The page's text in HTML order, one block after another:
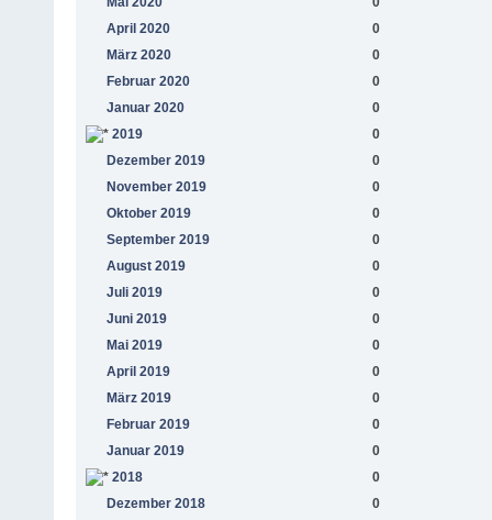
April 2020
0
März 2020
0
Februar 2020
0
Januar 2020
0
2019
0
Dezember 2019
0
November 2019
0
Oktober 2019
0
September 2019
0
August 2019
0
Juli 2019
0
Juni 2019
0
Mai 2019
0
April 2019
0
März 2019
0
Februar 2019
0
Januar 2019
0
2018
0
Dezember 2018
0